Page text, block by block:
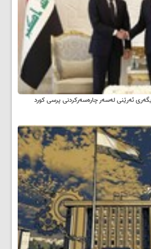
ئه‌رێنی له‌سه‌ر چاره‌سه‌ركردنی پرسی كورد